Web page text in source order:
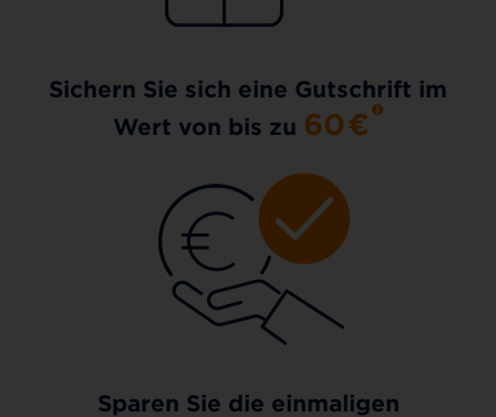
Sichern Sie sich eine Gutschrift im
Wert von bis zu 60€
Sparen Sie die einmaligen